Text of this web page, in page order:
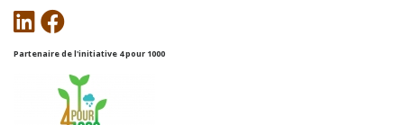
Partenaire de l'initiative 4 pour 1000